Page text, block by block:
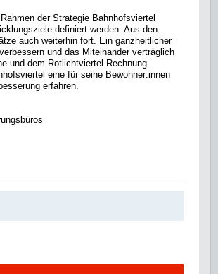
der Strategie Bahnhofsviertel
definiert werden. Aus den
auch weiterhin fort. Ein ganzheitlicher
und das Miteinander verträglich
und dem Rotlichtviertel Rechnung
eine für seine Bewohner:innen
erfahren.